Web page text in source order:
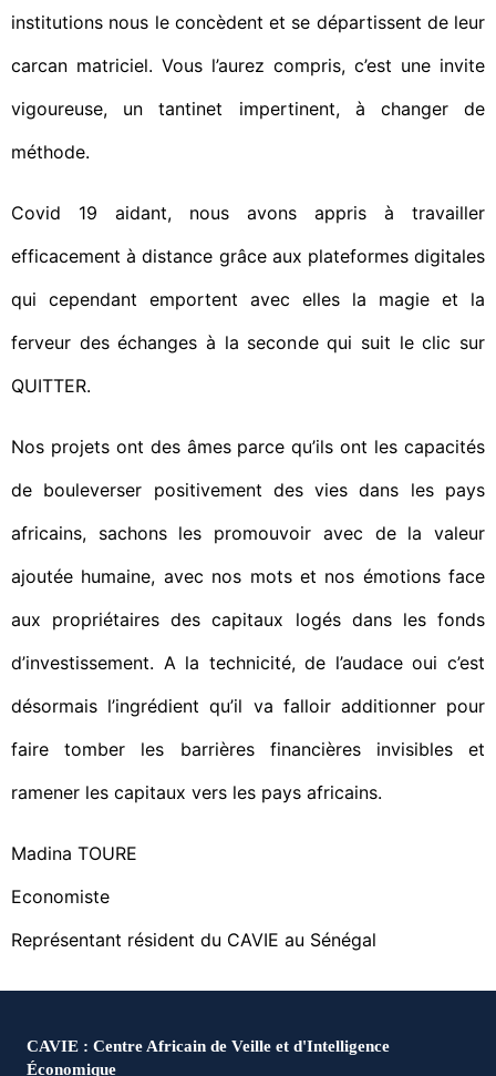
institutions nous le concèdent et se départissent de leur
carcan matriciel. Vous l’aurez compris, c’est une invite
vigoureuse, un tantinet impertinent, à changer de
méthode.
Covid 19 aidant, nous avons appris à travailler
efficacement à distance grâce aux plateformes digitales
qui cependant emportent avec elles la magie et la
ferveur des échanges à la seconde qui suit le clic sur
QUITTER.
Nos projets ont des âmes parce qu’ils ont les capacités
de bouleverser positivement des vies dans les pays
africains, sachons les promouvoir avec de la valeur
ajoutée humaine, avec nos mots et nos émotions face
aux propriétaires des capitaux logés dans les fonds
d’investissement. A la technicité, de l’audace oui c’est
désormais l’ingrédient qu’il va falloir additionner pour
faire tomber les barrières financières invisibles et
ramener les capitaux vers les pays africains.
Madina TOURE
Economiste
Représentant résident du CAVIE au Sénégal
CAVIE : Centre Africain de Veille et d'Intelligence
Économique